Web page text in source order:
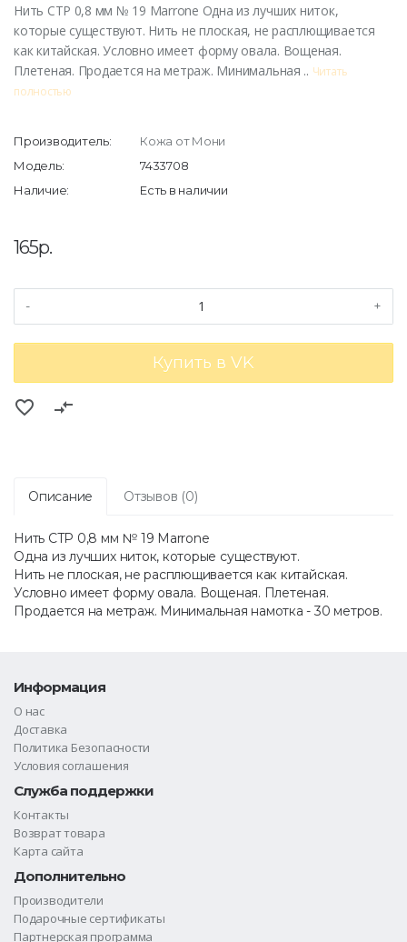
Нить CTP 0,8 мм № 19 Marrone Одна из лучших ниток,
которые существуют. Нить не плоская, не расплющивается
как китайская. Условно имеет форму овала. Вощеная.
Плетеная. Продается на метраж. Минимальная .. Читать
полностью
Производитель:
Кожа от Мони
Модель:
7433708
Наличие:
Есть в наличии
165р.
- +
Купить в VK
favorite_border compare_arrows
Описание Отзывов (0)
Нить CTP 0,8 мм № 19 Marrone
Одна из лучших ниток, которые существуют.
Нить не плоская, не расплющивается как китайская.
Условно имеет форму овала. Вощеная. Плетеная.
Продается на метраж. Минимальная намотка - 30 метров.
Информация
О нас
Доставка
Политика Безопасности
Условия соглашения
Служба поддержки
Контакты
Возврат товара
Карта сайта
Дополнительно
Производители
Подарочные сертификаты
Партнерская программа